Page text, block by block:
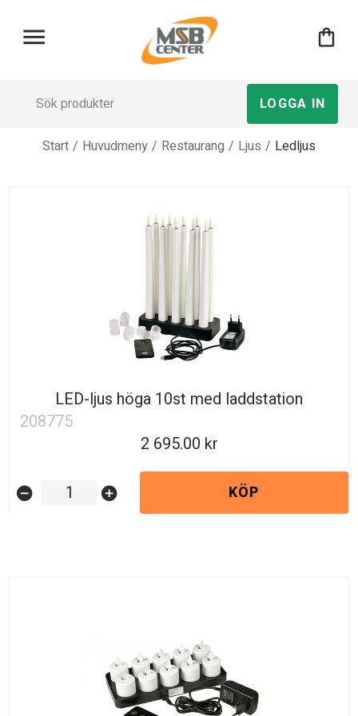
menu shopping_bag
LOGGA IN
Start / Huvudmeny / Restaurang / Ljus / Ledljus
LED-ljus höga 10st med laddstation
208775
2 695.00
remove_circle add_circle KÖP